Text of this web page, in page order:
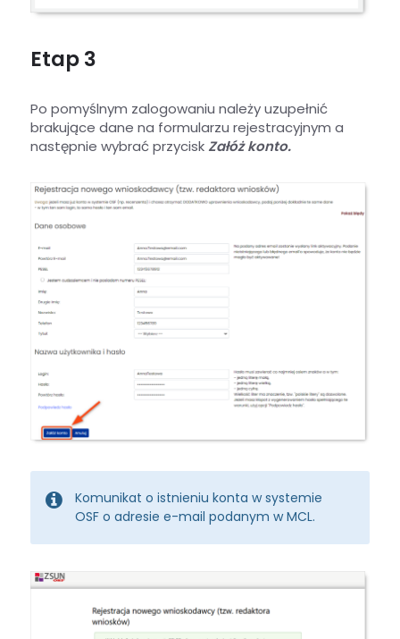
Etap 3
Po pomyślnym zalogowaniu należy uzupełnić
brakujące dane na formularzu rejestracyjnym a
następnie wybrać przycisk Załóż konto.
Komunikat o istnieniu konta w systemie
OSF o adresie e-mail podanym w MCL.